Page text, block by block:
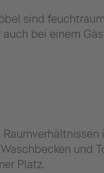
sind
bei einem
und
Platz.